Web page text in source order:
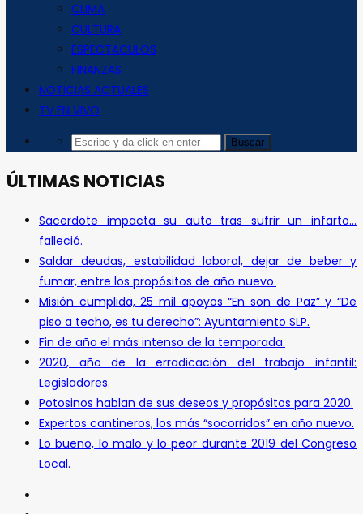
CLIMA
CULTURA
ESPECTACULOS
FINANZAS
NOTICIAS ACTUALES
TV EN VIVO
ÚLTIMAS NOTICIAS
Sacerdote impacta su auto tras sufrir un infarto…
falleció.
Saldar deudas, estabilidad laboral, dejar de beber y
fumar, entre los propósitos de año nuevo.
Misión cumplida, 25 mil apoyos “En son de Paz” y “De
piso a techo, es tu derecho”: Ayuntamiento SLP.
Fin de año el más intenso de la temporada.
2020, año de la erradicación del trabajo infantil:
Legisladores.
Potosinos hablan de sus deseos y propósitos para 2020.
Expertos cantineros, los más “socorridos” en año nuevo.
Lo bueno, lo malo y lo peor durante 2019 del Congreso
Local.